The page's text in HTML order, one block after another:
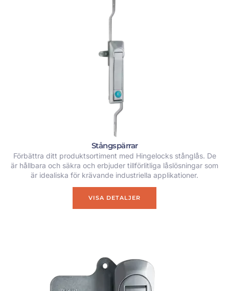
Stångspärrar
Förbättra ditt produktsortiment med Hingelocks stånglås. De
är hållbara och säkra och erbjuder tillförlitliga låslösningar som
är idealiska för krävande industriella applikationer.
VISA DETALJER